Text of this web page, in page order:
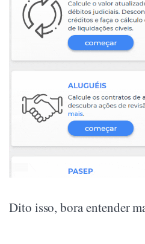
Dito isso, bora entender